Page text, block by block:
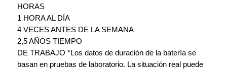
HORAS
1 HORA AL DÍA
4 VECES ANTES DE LA SEMANA
2,5 AÑOS TIEMPO
DE TRABAJO *Los datos de duración de la batería se
basan en pruebas de laboratorio. La situación real puede